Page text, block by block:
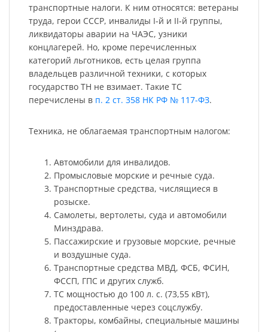
транспортные налоги. К ним относятся: ветераны
труда, герои СССР, инвалиды I-й и II-й группы,
ликвидаторы аварии на ЧАЭС, узники
концлагерей. Но, кроме перечисленных
категорий льготников, есть целая группа
владельцев различной техники, с которых
государство ТН не взимает. Такие ТС
перечислены в п. 2 ст. 358 НК РФ № 117-ФЗ.
Техника, не облагаемая транспортным налогом:
Автомобили для инвалидов.
Промысловые морские и речные суда.
Транспортные средства, числящиеся в
розыске.
Самолеты, вертолеты, суда и автомобили
Минздрава.
Пассажирские и грузовые морские, речные
и воздушные суда.
Транспортные средства МВД, ФСБ, ФСИН,
ФССП, ГПС и других служб.
ТС мощностью до 100 л. с. (73,55 кВт),
предоставленные через соцслужбу.
Тракторы, комбайны, специальные машины